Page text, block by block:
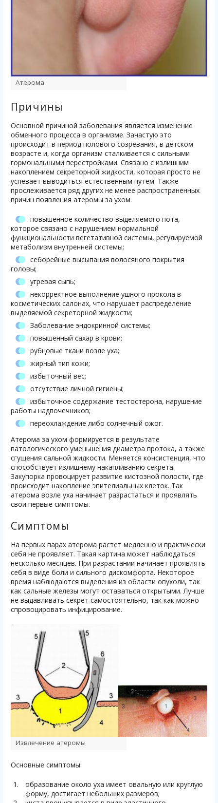
Атерома
Причины
Основной причиной заболевания является изменение
обменного процесса в организме. Зачастую это
происходит в период полового созревания, в детском
возрасте и, когда организм сталкивается с сильными
гормональными перестройками. Связано с излишним
накоплением секреторной жидкости, которая просто не
успевает выводиться естественным путем. Также
прослеживается ряд других не менее распространенных
причин появления атеромы за ухом.
повышенное количество выделяемого пота,
которое связано с нарушением нормальной
функциональности вегетативной системы, регулируемой
метаболизм внутренней системы;
себорейные высыпания волосяного покрытия
головы;
угревая сыпь;
некорректное выполнение ушного прокола в
косметических салонах, что нарушает распределение
выделяемой секреторной жидкости;
Заболевание эндокринной системы;
повышенный сахар в крови;
рубцовые ткани возле уха;
жирный тип кожи;
избыточный вес;
отсутствие личной гигиены;
избыточное содержание тестостерона, нарушение
работы надпочечников;
переохлаждение либо солнечный ожог.
Атерома за ухом формируется в результате
патологического уменьшения диаметра протока, а также
сгущения сальной жидкости. Меняется консистенция, что
способствует излишнему накапливанию секрета.
Закупорка провоцирует развитие кистозной полости, где
происходит накопление эпителиальных клеток. Так
атерома возле уха начинает разрастаться и проявлять
свои первые симптомы.
Симптомы
На первых парах атерома растет медленно и практически
себя не проявляет. Такая картина может наблюдаться
несколько месяцев. При разрастании начинает проявлять
себя в виде боли и сильного дискомфорта. Некоторое
время наблюдаются выделения из области опухоли, так
как сальные железы могут оставаться открытыми. Лучше
не выдавливать секрет самостоятельно, так как можно
спровоцировать инфицирование.
Извлечение атеромы
Основные симптомы:
образование около уха имеет овальную или круглую
форму, достигает небольших размеров;